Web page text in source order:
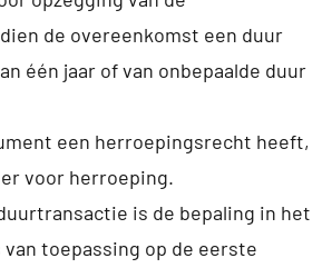
de overeenkomst een duur
één jaar of van onbepaalde duur
een herroepingsrecht heeft,
voor herroeping.
is de bepaling in het
toepassing op de eerste